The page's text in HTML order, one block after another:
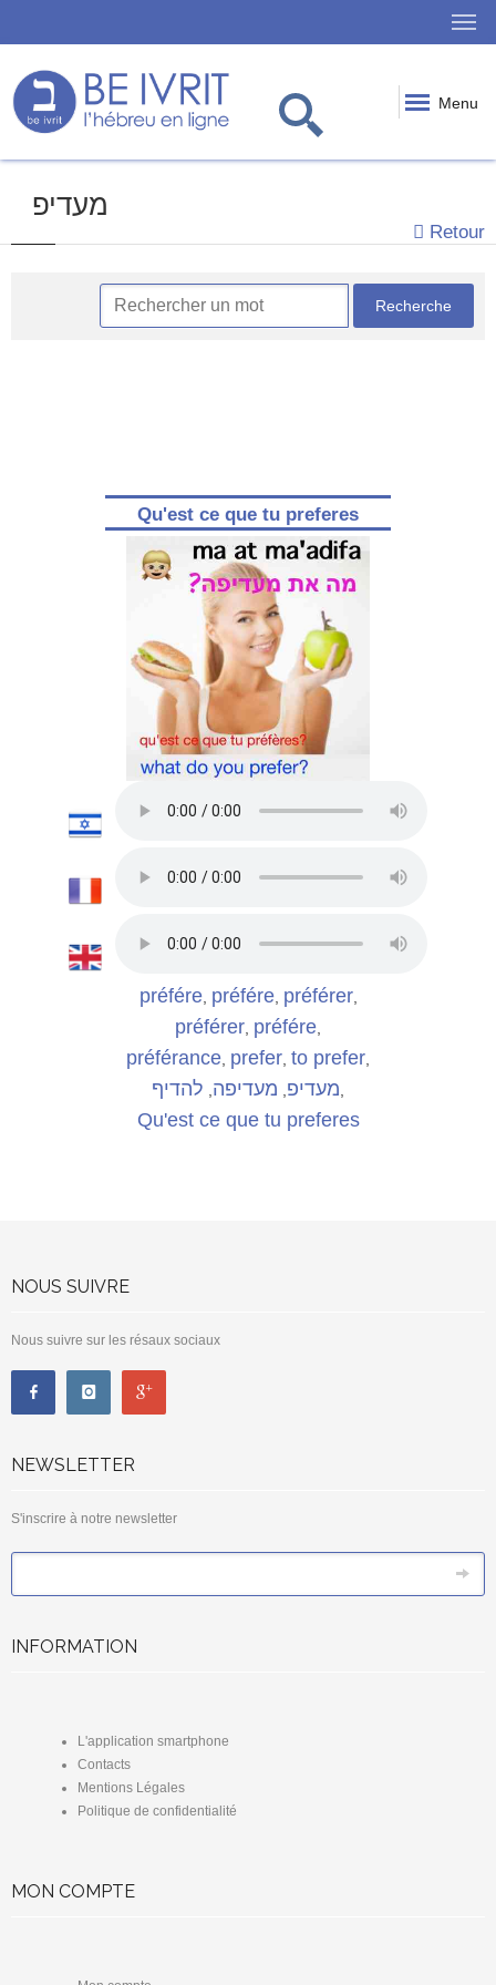
Menu
מעדיפ
Retour
Qu'est ce que tu preferes
préfére, préfére, préférer,
préférer préfére
préférance prefer to prefer
מעדיפ מעדיפה להדיף
Qu'est ce que tu preferes
NOUS SUIVRE
Nous suivre sur les résaux sociaux
NEWSLETTER
S'inscrire à notre newsletter
INFORMATION
L'application smartphone
Contacts
Mentions Légales
Politique de confidentialité
MON COMPTE